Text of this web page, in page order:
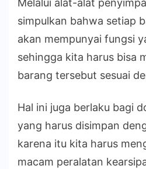
Melalui alat-alat
simpulkan bahwa setiap
akan mempunyai fungsi
sehingga kita harus bisa
barang tersebut sesuai
Hal ini juga berlaku bagi
yang harus disimpan
karena itu kita harus
macam peralatan